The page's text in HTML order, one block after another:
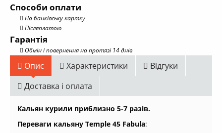
Способи оплати
На банківську картку
Післяплатою
Гарантія
Обмін і повернення на протязі 14 днів
Опис Характеристики
Відгуки
Доставка і оплата
Кальян курили приблизно 5-7 разів.
Переваги кальяну Temple 45 Fabula: